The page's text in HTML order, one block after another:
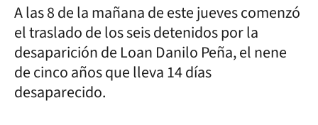
A las 8 de la mañana de este jueves comenzó
el traslado de los seis detenidos por la
desaparición de Loan Danilo Peña, el nene
de cinco años que lleva 14 días
desaparecido.